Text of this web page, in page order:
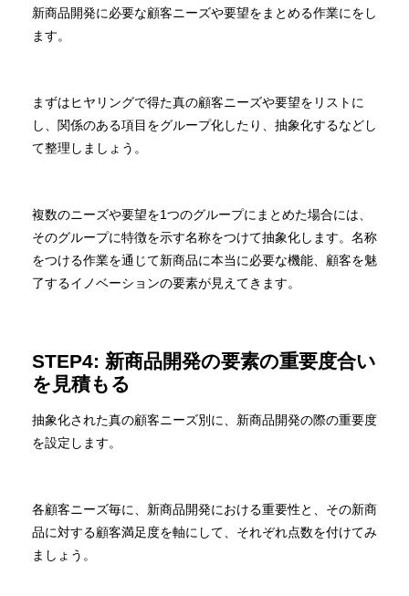
新商品開発に必要な顧客ニーズや要望をまとめる作業にをし
ます。
まずはヒヤリングで得た真の顧客ニーズや要望をリストに
し、関係のある項目をグループ化したり、抽象化するなどし
て整理しましょう。
複数のニーズや要望を1つのグループにまとめた場合には、
そのグループに特徴を示す名称をつけて抽象化します。名称
をつける作業を通じて新商品に本当に必要な機能、顧客を魅
了するイノベーションの要素が見えてきます。
STEP4: 新商品開発の要素の重要度合い
を見積もる
抽象化された真の顧客ニーズ別に、新商品開発の際の重要度
を設定します。
各顧客ニーズ毎に、新商品開発における重要性と、その新商
品に対する顧客満足度を軸にして、それぞれ点数を付けてみ
ましょう。